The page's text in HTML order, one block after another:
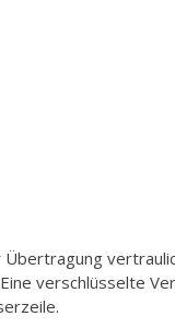
verschlüsselte